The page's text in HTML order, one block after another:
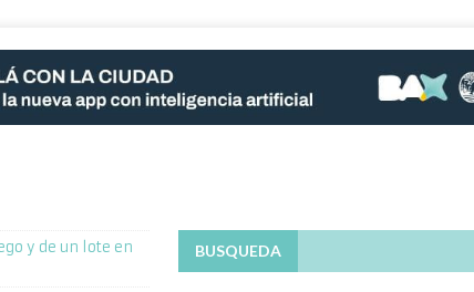
y de un lote en
BUSQUEDA